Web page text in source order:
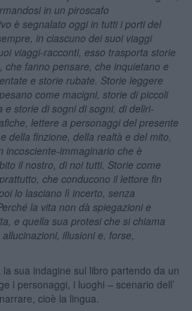
in un piroscafo
è segnalato oggi in tutti i porti del
in ciascuno dei suoi viaggi
viaggi-racconti, esso trasporta storie
che fanno pensare, che inquietano e
e storie rubate. Storie leggere
come macigni, storie di piccoli
e storie di sogni di sogni, di deliri-
lettere a personaggi del presente
della finzione, della realtà e del mito,
incosciente-immaginario che è
il nostro, di noi tutti. Storie come
che conducono il lettore fin
lo lasciano lì incerto, senza
la vita non dà spiegazioni e
e quella sua protesi che si chiama
illusioni e, forse,
sua indagine sul libro partendo da un
i personaggi, i luoghi – scenario dell’
cioè la lingua.